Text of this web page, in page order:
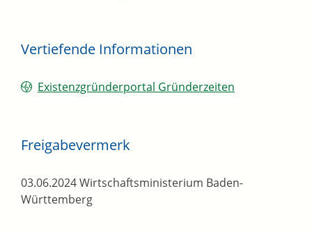
Vertiefende Informationen
Existenzgründerportal Gründerzeiten
Freigabevermerk
03.06.2024 Wirtschaftsministerium Baden-
Württemberg